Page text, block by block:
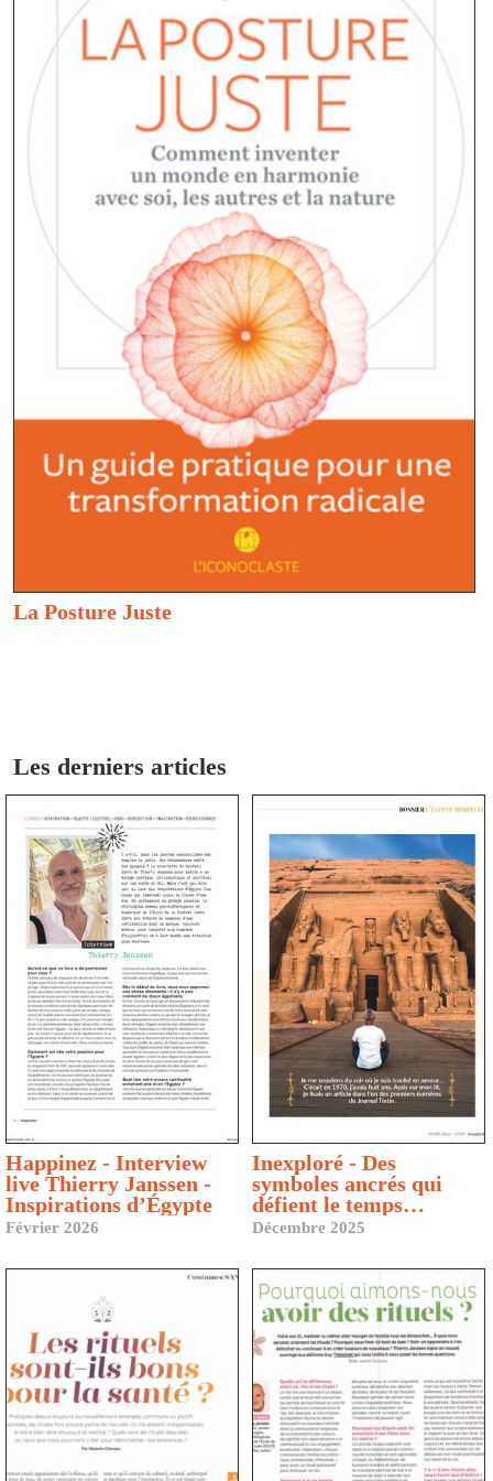
La Posture Juste
Les derniers articles
Happinez - Interview
live Thierry Janssen -
Inspirations d’Égypte
Février 2026
Inexploré - Des
symboles ancrés qui
défient le temps…
Décembre 2025